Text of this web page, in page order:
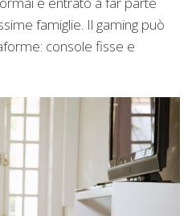
famiglie. Il gaming può
console fisse e